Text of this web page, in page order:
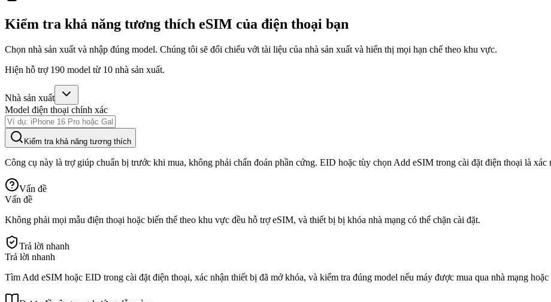
Kiểm tra khả năng tương thích eSIM của điện thoại bạn
Chọn nhà sản xuất và nhập đúng model. Chúng tôi sẽ đối chiếu với tài liệu của nhà sản xuất và hiển thị mọi hạn chế theo khu vực.
Hiện hỗ trợ 190 model từ 10 nhà sản xuất.
Nhà sản xuất
Model điện thoại chính xác
Kiểm tra khả năng tương thích
Công cụ này là trợ giúp chuẩn bị trước khi mua, không phải chẩn đoán phần cứng. EID hoặc tùy chọn Add eSIM trong cài đặt điện thoại là xác
Vấn đề
Vấn đề
Không phải mọi mẫu điện thoại hoặc biến thể theo khu vực đều hỗ trợ eSIM, và thiết bị bị khóa nhà mạng có thể chặn cài đặt.
Trả lời nhanh
Trả lời nhanh
Tìm Add eSIM hoặc EID trong cài đặt điện thoại, xác nhận thiết bị đã mở khóa, và kiểm tra đúng model nếu máy được mua qua nhà mạng